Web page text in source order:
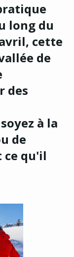
long du
cette
de
des
à la
de
ce qu'il